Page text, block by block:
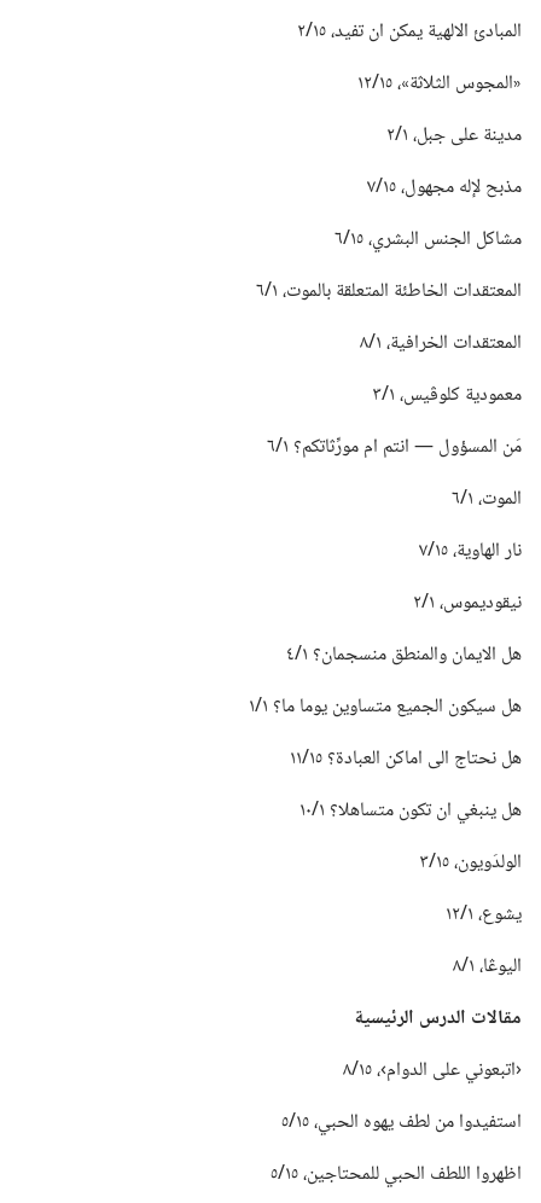
المبادئ الالهية يمكن ان تفيد،‏ ١٥/‏٢
‏«المجوس الثلاثة»،‏ ١٥/‏١٢
مدينة على جبل،‏ ١/‏٢
مذبح لإله مجهول،‏ ١٥/‏٧
مشاكل الجنس البشري،‏ ١٥/‏٦
المعتقدات الخاطئة المتعلقة بالموت،‏ ١/‏٦
المعتقدات الخرافية،‏ ١/‏٨
معمودية كلوڤيس،‏ ١/‏٣
مَن المسؤول —‏ انتم ام مورِّثاتكم؟‏ ١/‏٦
الموت،‏ ١/‏٦
نار الهاوية،‏ ١٥/‏٧
نيقوديموس،‏ ١/‏٢
هل الايمان والمنطق منسجمان؟‏ ١/‏٤
هل سيكون الجميع متساوين يوما ما؟‏ ١/‏١
هل نحتاج الى اماكن العبادة؟‏ ١٥/‏١١
هل ينبغي ان تكون متساهلا؟‏ ١/‏١٠
الولدَويون،‏ ١٥/‏٣
يشوع،‏ ١/‏١٢
اليوڠا،‏ ١/‏٨
مقالات الدرس الرئيسية
‏‹اتبعوني على الدوام›،‏ ١٥/‏٨
استفيدوا من لطف يهوه الحبي،‏ ١٥/‏٥
اظهروا اللطف الحبي للمحتاجين،‏ ١٥/‏٥